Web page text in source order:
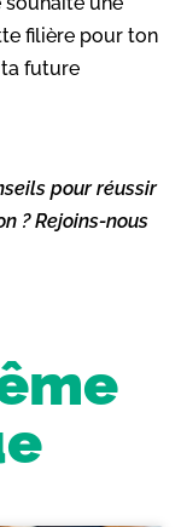
filière pour ton
future
pour réussir
? Rejoins-nous